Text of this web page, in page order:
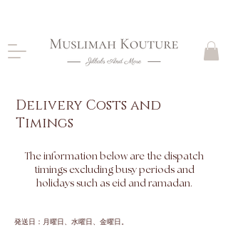
Delivery Costs and
Timings
The information below are the dispatch
timings excluding busy periods and
holidays such as eid and ramadan.
発送日：月曜日、水曜日、金曜日。